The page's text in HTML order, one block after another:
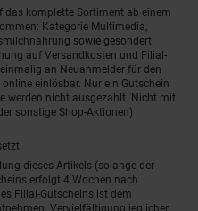
komplette Sortiment ab einem
Kategorie Multimedia,
sowie gesondert
auf Versandkosten und Filial-
an Neuanmelder für den
einlösbar. Nur ein Gutschein
werden nicht ausgezahlt. Nicht mit
sonstige Shop-Aktionen)
dieses Artikels (solange der
erfolgt 4 Wochen nach
Filial-Gutscheins ist dem
Vervielfältigung jeglicher